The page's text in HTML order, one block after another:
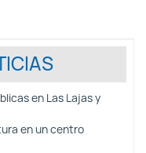
en Las Lajas y
en un centro